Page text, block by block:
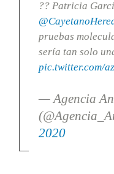
?? Patricia
pruebas
sería tan solo
pic.twitter.com/
— Agencia
2020